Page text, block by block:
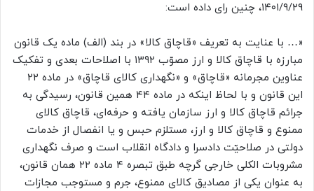
۱۴۰۱/۹/۲۹، چنین رای داده است:
«… با عنایت به تعریف «قاچاق کالا» در بند (الف) ماده یک قانون
مبارزه با قاچاق کالا و ارز مصوّب ۱۳۹۲ با اصلاحات بعدی و تفکیک
عناوین مجرمانه «قاچاق» و «نگهداری کالای قاچاق» در ماده ۲۲
این قانون و با لحاظ اینکه در ماده ۴۴ همین قانون، رسیدگی به
جرائم قاچاق کالا و ارز سازمان یافته و حرفه‌ای، قاچاق کالای
ممنوع و قاچاق کالا و ارز، مستلزم حبس و یا انفصال از خدمات
دولتی در صلاحیّت دادسرا و دادگاه انقلاب است و صرف نگهداری
مشروبات الکلی خارجی گرچه طبق تبصره ۴ ماده ۲۲ همان قانون،
به عنوان یکی از مصادیق کالای ممنوع، جرم و مستوجب مجازات